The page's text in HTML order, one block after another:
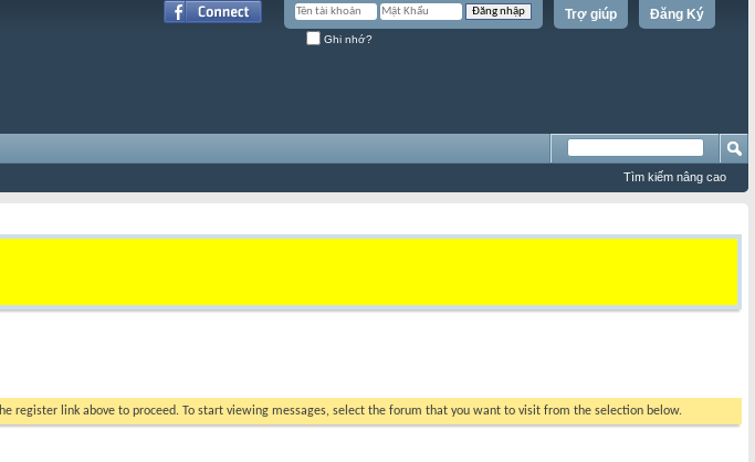
Đăng Ký
Trợ giúp
Ghi nhớ?
Tìm kiếm nâng cao
register link above to proceed. To start viewing messages, select the forum that you want to visit from the selection below.